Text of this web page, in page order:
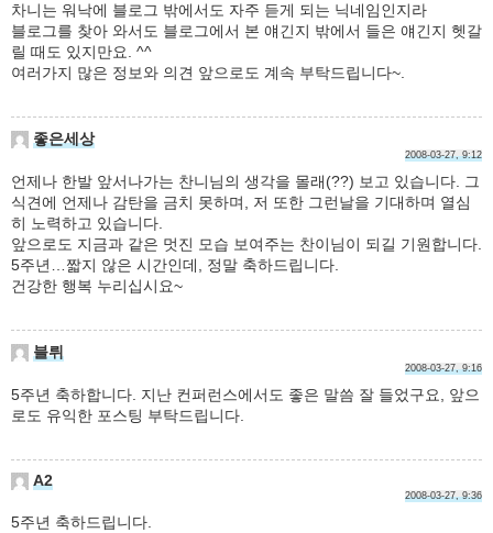
차니는 워낙에 블로그 밖에서도 자주 듣게 되는 닉네임인지라
블로그를 찾아 와서도 블로그에서 본 얘긴지 밖에서 들은 얘긴지 헷갈
릴 때도 있지만요. ^^
여러가지 많은 정보와 의견 앞으로도 계속 부탁드립니다~.
좋은세상
2008-03-27, 9:12
언제나 한발 앞서나가는 찬니님의 생각을 몰래(??) 보고 있습니다. 그
식견에 언제나 감탄을 금치 못하며, 저 또한 그런날을 기대하며 열심
히 노력하고 있습니다.
앞으로도 지금과 같은 멋진 모습 보여주는 찬이님이 되길 기원합니다.
5주년…짧지 않은 시간인데, 정말 축하드립니다.
건강한 행복 누리십시요~
블뤼
2008-03-27, 9:16
5주년 축하합니다. 지난 컨퍼런스에서도 좋은 말씀 잘 들었구요, 앞으
로도 유익한 포스팅 부탁드립니다.
A2
2008-03-27, 9:36
5주년 축하드립니다.